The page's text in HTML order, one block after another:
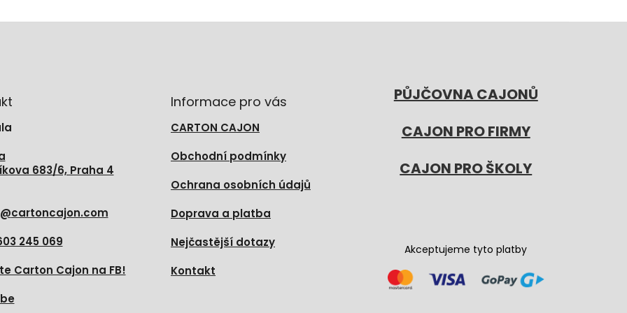
683/6, Praha 4
@cartoncajon.com
245 069
Carton Cajon na FB!
Informace pro vás
CARTON CAJON
Obchodní podmínky
Ochrana osobních údajů
Doprava a platba
Nejčastější dotazy
Kontakt
PŮJČOVNA CAJONŮ
CAJON PRO FIRMY
CAJON PRO ŠKOLY
Akceptujeme tyto platby